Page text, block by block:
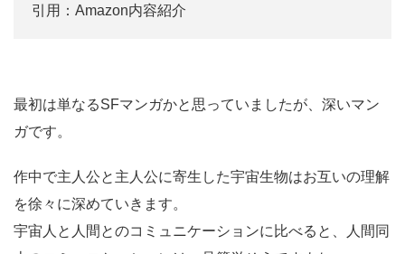
引用：Amazon内容紹介
最初は単なるSFマンガかと思っていましたが、深いマン
ガです。
作中で主人公と主人公に寄生した宇宙生物はお互いの理解
を徐々に深めていきます。
宇宙人と人間とのコミュニケーションに比べると、人間同